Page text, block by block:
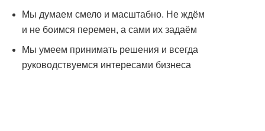
Мы думаем смело и масштабно. Не ждём
и не боимся перемен, а сами их задаём
Мы умеем принимать решения и всегда
руководствуемся интересами бизнеса